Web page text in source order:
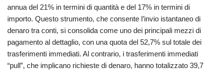
annua del 21% in termini di quantità e del 17% in termini di
importo. Questo strumento, che consente l’invio istantaneo di
denaro tra conti, si consolida come uno dei principali mezzi di
pagamento al dettaglio, con una quota del 52,7% sul totale dei
trasferimenti immediati. Al contrario, i trasferimenti immediati
“pull”, che implicano richieste di denaro, hanno totalizzato 39,7